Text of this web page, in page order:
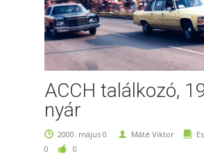
ACCH találkozó,
nyár
2000. május 0. Máté Viktor
0
0